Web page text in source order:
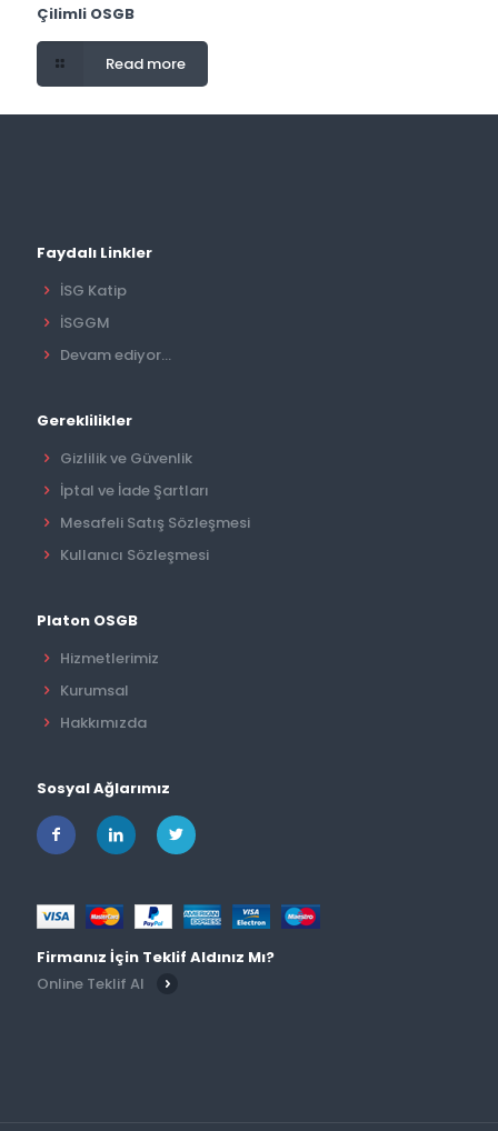
Çilimli OSGB
Read more
Faydalı Linkler
İSG Katip
İSGGM
Devam ediyor...
Gereklilikler
Gizlilik ve Güvenlik
İptal ve İade Şartları
Mesafeli Satış Sözleşmesi
Kullanıcı Sözleşmesi
Platon OSGB
Hizmetlerimiz
Kurumsal
Hakkımızda
Sosyal Ağlarımız
Firmanız İçin Teklif Aldınız Mı?
Online Teklif Al